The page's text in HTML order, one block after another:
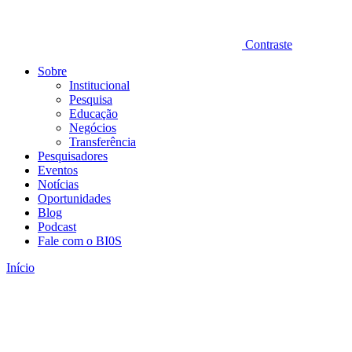
Contraste
Sobre
Institucional
Pesquisa
Educação
Negócios
Transferência
Pesquisadores
Eventos
Notícias
Oportunidades
Blog
Podcast
Fale com o BI0S
Início